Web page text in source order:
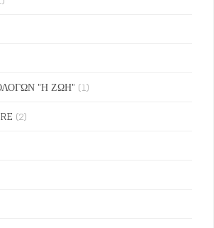
"Η ΖΩΗ" (1)
(2)